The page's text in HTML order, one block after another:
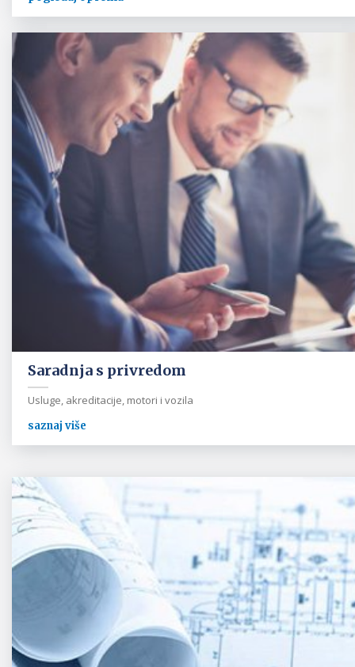
Saradnja s privredom
Usluge, akreditacije, motori i vozila
saznaj više